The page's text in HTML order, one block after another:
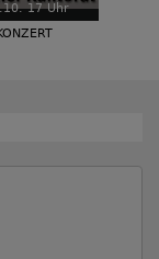
17 Uhr